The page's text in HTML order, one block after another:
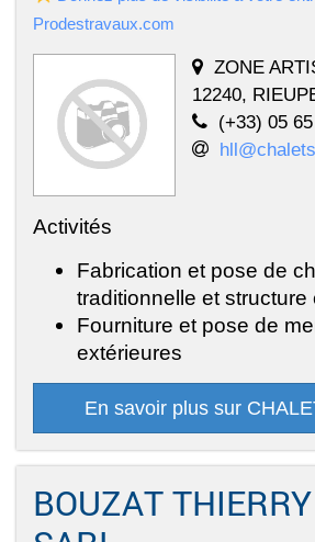
Prodestravaux.com
ZONE
12240,
(+33) 05
Activités
Fabrication et pose de
traditionnelle et structure
Fourniture et pose de
extérieures
En savoir plus sur
BOUZAT